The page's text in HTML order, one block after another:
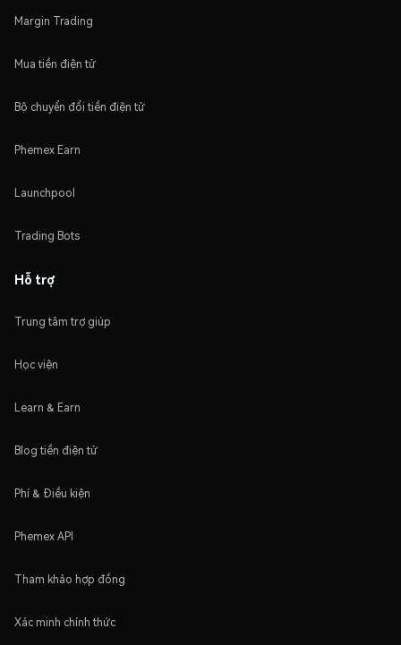
Margin Trading
Mua tiền điện tử
Bộ chuyển đổi tiền điện tử
Phemex Earn
Launchpool
Trading Bots
Hỗ trợ
Trung tâm trợ giúp
Học viện
Learn & Earn
Blog tiền điện tử
Phí & Điều kiện
Phemex API
Tham khảo hợp đồng
Xác minh chính thức